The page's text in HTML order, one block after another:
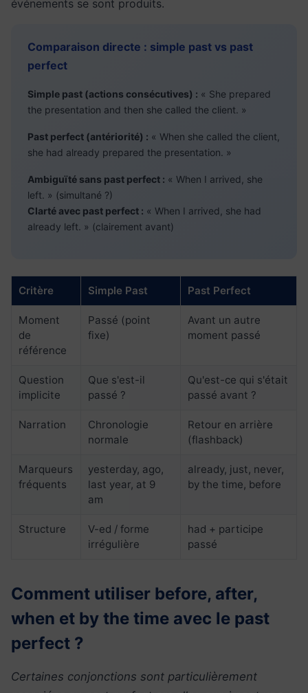
événements se sont produits.
Comparaison directe : simple past vs past
perfect
Simple past (actions consécutives) : « She prepared
the presentation and then she called the client. »
Past perfect (antériorité) : « When she called the client,
she had already prepared the presentation. »
Ambiguïté sans past perfect : « When I arrived, she
left. » (simultané ?)
Clarté avec past perfect : « When I arrived, she had
already left. » (clairement avant)
Critère Simple Past Past Perfect
Moment
de
référence
Passé (point
fixe)
Avant un autre
moment passé
Question
implicite
Que s'est-il
passé ?
Qu'est-ce qui s'était
passé avant ?
Narration
Chronologie
normale
Retour en arrière
(flashback)
Marqueurs
fréquents
yesterday, ago,
last year, at 9
am
already, just, never,
by the time, before
Structure
V-ed / forme
irrégulière
had + participe
passé
Comment utiliser before, after,
when et by the time avec le past
perfect ?
Certaines conjonctions sont particulièrement